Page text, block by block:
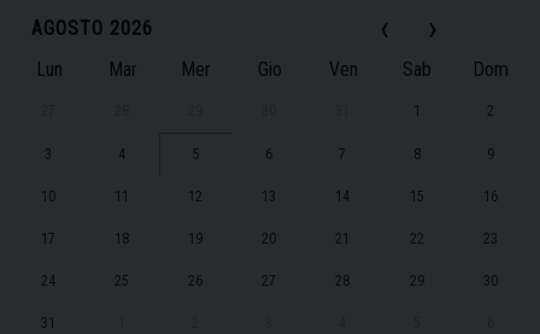
‹
AGOSTO 2026 ›
Lun Mar Mer Gio Ven Sab Dom
1 2
3 4 5 6 7 8 9
10 11 12 13 14 15 16
17 18 19 20 21 22 23
24 25 26 27 28 29 30
31